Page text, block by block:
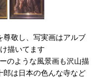
敬し、写実画はアルブ
描いてます
のような風景画も沢山描
郎は日本の色んな寺など